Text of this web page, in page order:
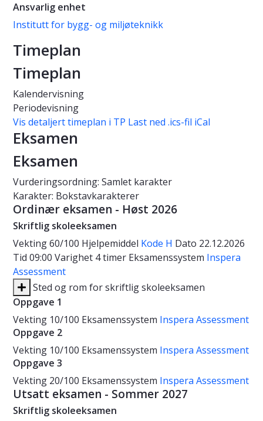
Ansvarlig enhet
Institutt for bygg- og miljøteknikk
Timeplan
Timeplan
Kalendervisning
Periodevisning
Vis detaljert timeplan i TP Last ned .ics-fil iCal
Eksamen
Eksamen
Vurderingsordning: Samlet karakter
Karakter: Bokstavkarakterer
Ordinær eksamen - Høst 2026
Skriftlig skoleeksamen
Vekting60/100 Hjelpemiddel Kode H Dato 22.12.2026
Tid 09:00 Varighet 4 timer Eksamenssystem Inspera
Assessment
Sted og rom for skriftlig skoleeksamen
Oppgave 1
Vekting 10/100 Eksamenssystem Inspera Assessment
Oppgave 2
Vekting 10/100 Eksamenssystem Inspera Assessment
Oppgave 3
Vekting 20/100 Eksamenssystem Inspera Assessment
Utsatt eksamen - Sommer 2027
Skriftlig skoleeksamen